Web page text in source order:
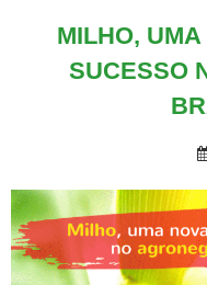
MILHO,
SUCESSO